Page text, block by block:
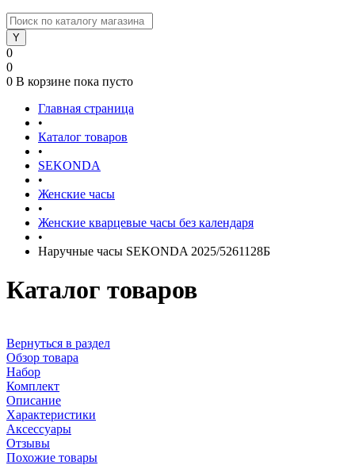
0
0
0 В корзине пока пусто
Главная страница
•
Каталог товаров
•
SEKONDA
•
Женские часы
•
Женские кварцевые часы без календаря
•
Наручные часы SEKONDA 2025/5261128Б
Каталог товаров
Вернуться в раздел
Обзор товара
Набор
Комплект
Описание
Характеристики
Аксессуары
Отзывы
Похожие товары